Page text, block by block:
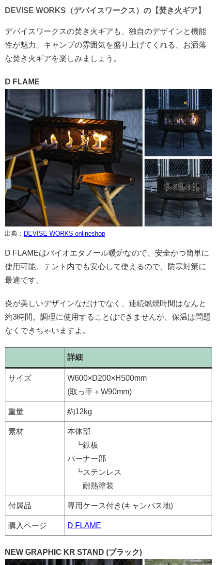
DEVISE WORKS（デバイスワークス）の【焚き火ギア】
デバイスワークスの焚き火ギアも、独自のデザインと機能
性が魅力。キャンプの雰囲気を盛り上げてくれる、お洒落
な焚き火ギアを楽しみましょう。
D FLAME
出典： DEVISE WORKS onlineshop
D FLAMEはバイオエタノール暖炉なので、安全かつ簡単に
使用可能。テント内でも安心して使えるので、防寒対策に
最適です。
炎が美しいデザインなだけでなく、連続燃焼時間はなんと
約3時間。調理に使用することはできませんが、保温は問題
なくできちゃいますよ。
詳細
サイズ
W600×D200×H500mm
(取っ手＋W90mm)
重量 約12kg
素材
本体部
┗鉄板
バーナー部
┗ステンレス
耐熱塗装
付属品 専用ケース付き(キャンパス地)
購入ページ D FLAME
NEW GRAPHIC KR STAND (ブラック)